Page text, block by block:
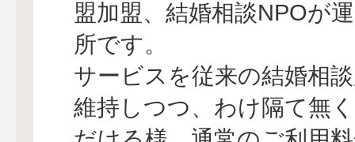
盟加盟、結婚相談NPOが
所です。
サービスを従来の結婚相
維持しつつ、わけ隔て無